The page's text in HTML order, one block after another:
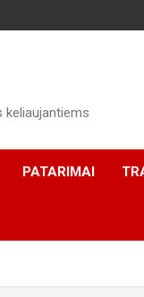
keliaujantiems
PATARIMAI